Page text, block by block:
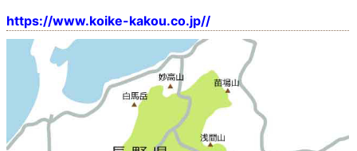
https://www.koike-kakou.co.jp//